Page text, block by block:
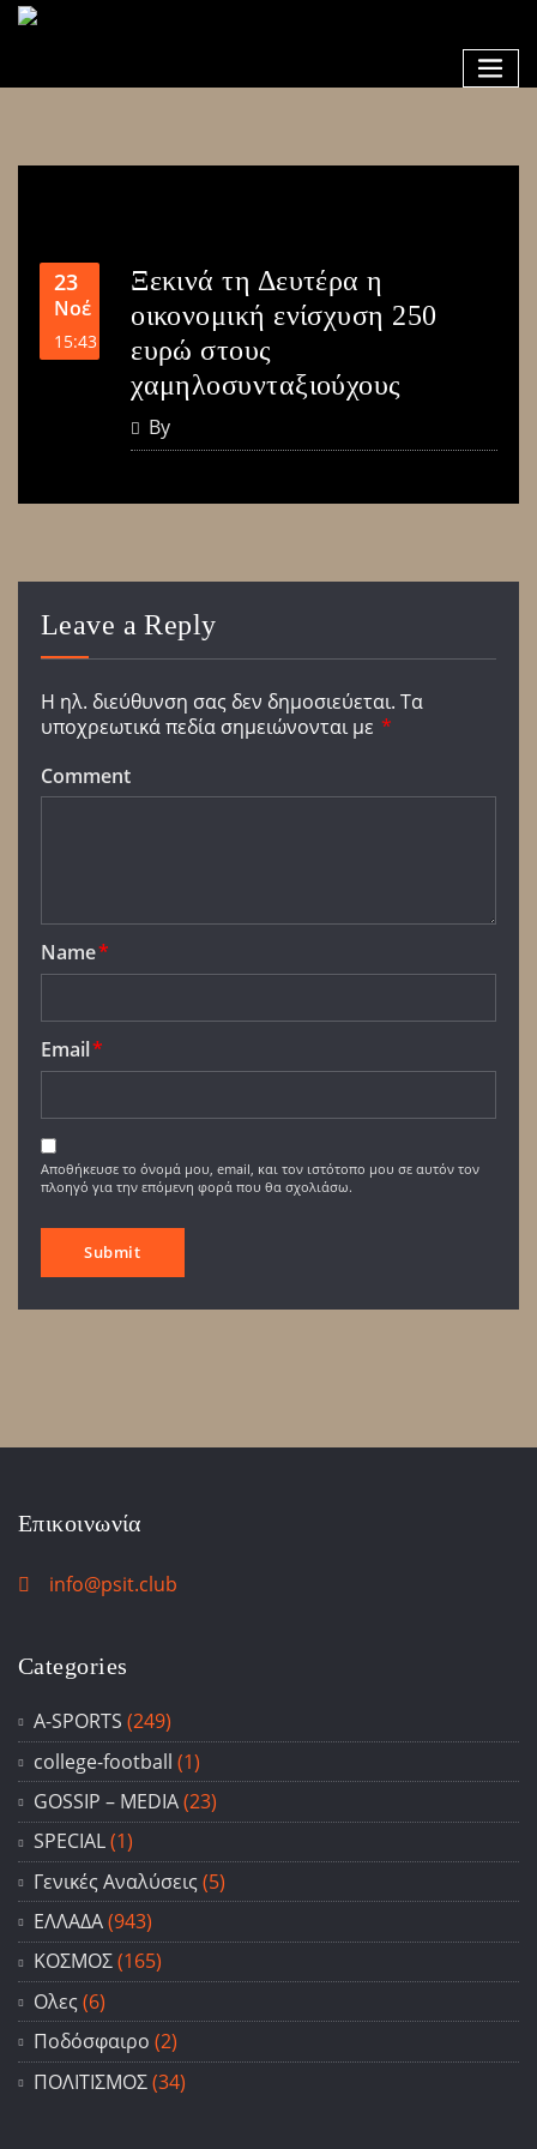
23
Νοέ
15:43
Ξεκινά τη Δευτέρα η
οικονομική ενίσχυση 250
ευρώ στους
χαμηλοσυνταξιούχους
By
Leave a Reply
Η ηλ. διεύθυνση σας δεν δημοσιεύεται. Τα
υποχρεωτικά πεδία σημειώνονται με *
Comment
Name*
Email*
Αποθήκευσε το όνομά μου, email, και τον ιστότοπο μου σε αυτόν τον
πλοηγό για την επόμενη φορά που θα σχολιάσω.
Επικοινωνία
info@psit.club
Categories
A-SPORTS (249)
college-football (1)
GOSSIP – ΜΕDIA(23)
SPECIAL(1)
Γενικές Αναλύσεις (5)
ΕΛΛΑΔΑ(943)
ΚΟΣΜΟΣ(165)
Ολες (6)
Ποδόσφαιρο (2)
ΠΟΛΙΤΙΣΜΟΣ(34)